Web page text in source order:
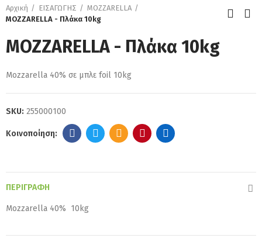
Αρχική ΕΙΣΑΓΩΓΗΣ
MOZZARELLA
MOZZARELLA - Πλάκα 10kg
MOZZARELLA - Πλάκα 10kg
Mozzarella 40% σε μπλε foil 10kg
SKU: 255000100
ΠΕΡΙΓΡΑΦΉ
Mozzarella 40% 10kg